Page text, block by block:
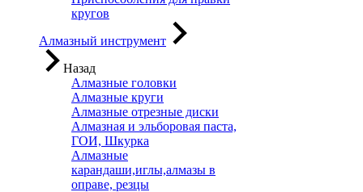
кругов
Алмазный инструмент
Назад
Алмазные головки
Алмазные круги
Алмазные отрезные диски
Алмазная и эльборовая паста,
ГОИ, Шкурка
Алмазные
карандаши,иглы,алмазы в
оправе, резцы